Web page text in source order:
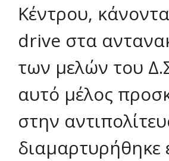
Κέντρου,
drive στα
των μελών του
αυτό μέλος
στην
διαμαρτυρήθηκε